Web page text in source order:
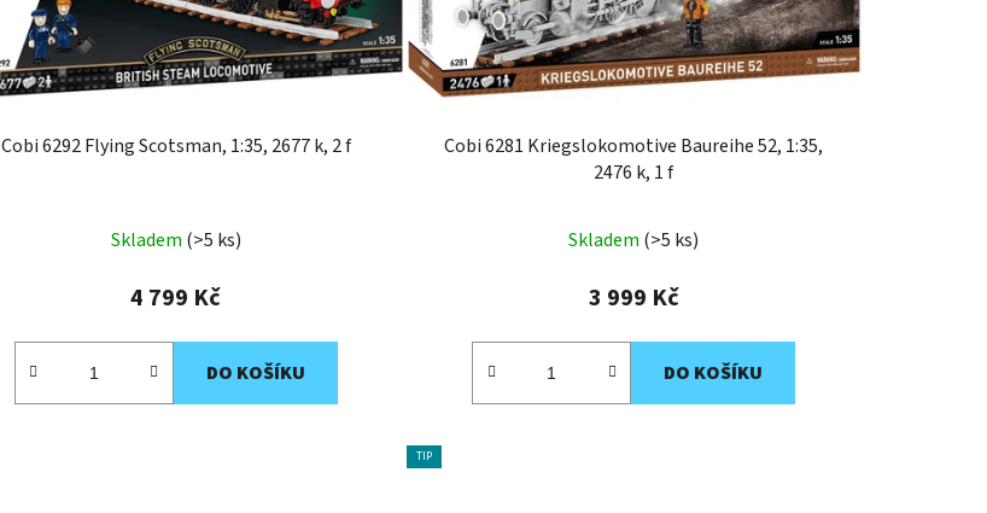
Cobi 6292 Flying Scotsman, 1:35, 2677 k, 2 f
Skladem (>5 ks)
4 799 Kč
DO KOŠÍKU
Cobi 6281 Kriegslokomotive Baureihe 52, 1:35,
2476 k, 1 f
Skladem (>5 ks)
3 999 Kč
DO KOŠÍKU
TIP